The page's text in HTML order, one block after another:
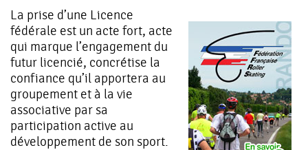
La prise d’une Licence
fédérale est un acte fort, acte
qui marque l’engagement du
futur licencié, concrétise la
confiance qu’il apportera au
groupement et à la vie
associative par sa
participation active au
développement de son sport.